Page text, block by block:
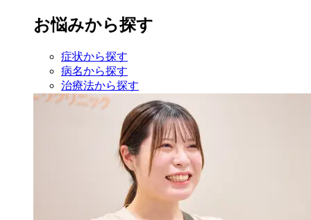
お悩みから探す
症状から探す
病名から探す
治療法から探す